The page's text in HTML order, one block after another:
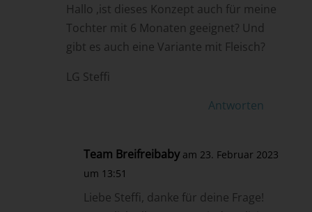
Hallo ,ist dieses Konzept auch für meine
Tochter mit 6 Monaten geeignet? Und
gibt es auch eine Variante mit Fleisch?
LG Steffi
Antworten
Team Breifreibaby am 23. Februar 2023
um 13:51
Liebe Steffi, danke für deine Frage!